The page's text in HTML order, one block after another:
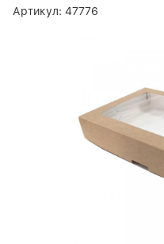
Артикул: 47776